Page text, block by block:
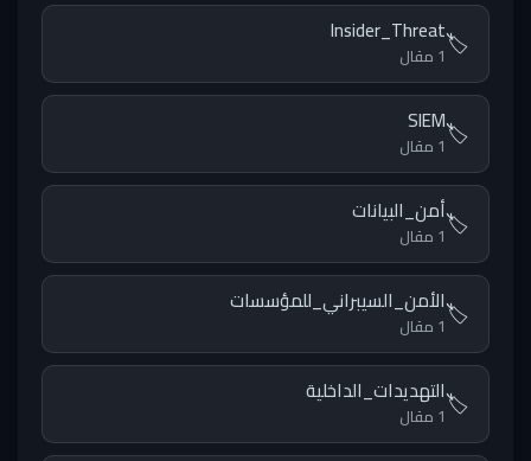
🏷️
Insider_Threat
1 مقال
🏷️
SIEM
1 مقال
🏷️أمن_البيانات
1 مقال
🏷️الأمن_السيبراني_للمؤسسات
1 مقال
🏷️التهديدات_الداخلية
1 مقال